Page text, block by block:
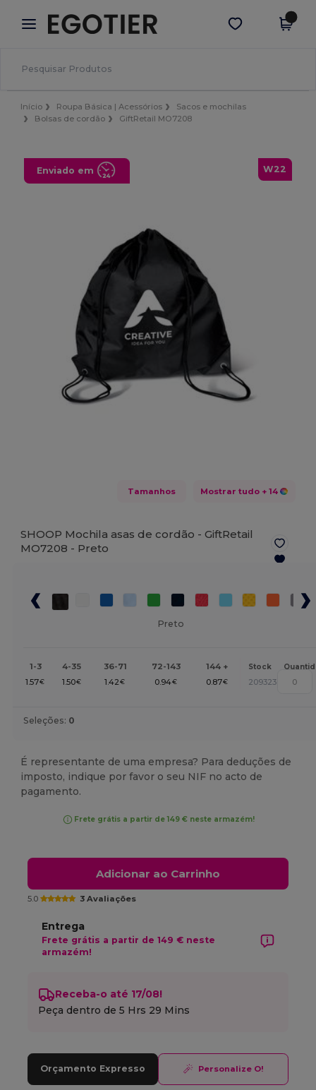
× App Egotier
Melhores preços na app!
Obter app
Início Roupa Básica | Acessórios
Sacos e mochilas
Bolsas de cordão
GiftRetail MO7208
W22
Enviado em
Tamanhos Mostrar tudo + 14
SHOOP Mochila asas de cordão - GiftRetail
MO7208 - Preto
Preto
1-3 4-35 36-71 72-143 144 + Stock
1.57€ 1.50€ 1.42€ 0.94€ 0.87€ 209323
Seleções: 0
É representante de uma empresa? Para deduções de
imposto, indique por favor o seu NIF no acto de
pagamento.
Frete grátis a partir de 149 € neste armazém!
Adicionar ao Carrinho
5.0 3 Avaliações
Entrega
Frete grátis a partir de 149 € neste
armazém!
Receba-o até 17/08!
Peça dentro de5 Hrs 29 Mins
Orçamento Expresso Personalize O!